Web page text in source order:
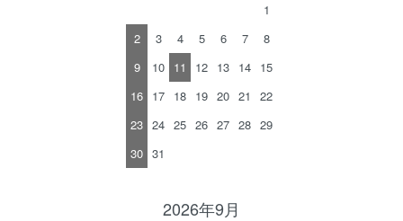
1
2
3 4 5 6 7
8
9
10 11 12 13 14 15
16 17 18 19 20 21
22
23 24 25 26 27 28 29
30 31
2026年9月